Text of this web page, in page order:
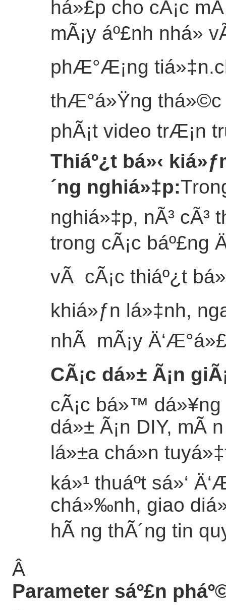
há»£p cho cÃ¡c
mÃ¡y áº£nh nhá»
phÆ°Æ¡ng
thÆ°á»Ÿng thá»©c
phÃ¡t video trÆ¡n
Thiáº¿t bá»‹
´ng nghiá»‡p:
nghiá»‡p, nÃ³ cÃ³
trong cÃ¡c báº£ng
vÃ cÃ¡c thiáº¿t
khiá»ƒn lá»‡nh,
nhÃ mÃ¡y
CÃ¡c dá»± Ã¡n
cÃ¡c bá»™ dá»¥ng
dá»± Ã¡n DIY, mÃ
lá»±a chá»n
ká»¹ thuáº­t sá»‘
chá»‰nh, giao
hÃ ng thÃ´ng tin
Â
Parameter sáº£n